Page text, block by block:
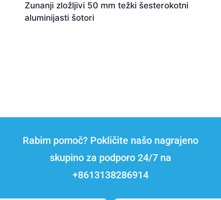
Zunanji zložljivi 50 mm težki šesterokotni
aluminijasti šotori
Rabim pomoč? Pokličite našo nagrajeno
skupino za podporo 24/7 na
+8613138286914